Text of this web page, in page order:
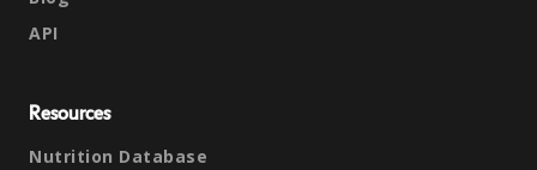
API
Resources
Nutrition Database